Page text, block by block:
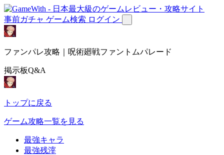
事前ガチャ ゲーム検索 ログイン
ファンパレ攻略｜呪術廻戦ファントムパレード
掲示板Q&A
トップに戻る
ゲーム攻略一覧を見る
最強キャラ
最強残滓